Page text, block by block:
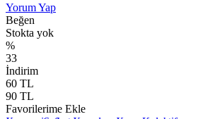
Yorum Yap
Beğen
Stokta yok
%
33
İndirim
60 TL
90 TL
Favorilerime Ekle